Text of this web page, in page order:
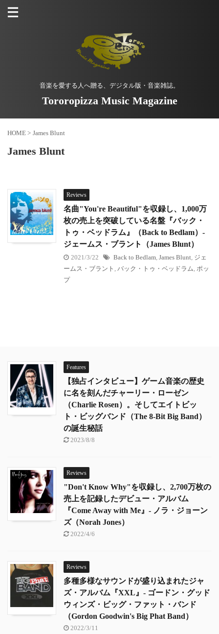
音楽を愛する人へ贈る、デジタル版・音楽雑誌。
Tororopizza Music Magazine
HOME > James Blunt
James Blunt
Reviews
名曲"You're Beautiful"を収録し、1,000万
枚の売上を突破している名盤『バック・
トゥ・ベッドラム』（Back to Bedlam）-
ジェームス・ブラント（James Blunt）
2021/3/22 Back to Bedlam James Blunt ジェ
ームス・ブラント
バック・トゥ・ベッドラム ポッ
プ
Features
【独占インタビュー】ゲーム音楽の歴史
に名を刻んだチャーリー・ローゼン
（Charlie Rosen）。そしてエイトビッ
ト・ビッグバンド（The 8-Bit Big Band）
の誕生秘話
2023/8/8
Reviews
"Don't Know Why"を収録し、2,700万枚の
売上を記録したデビュー・アルバム
『Come Away with Me』- ノラ・ジョーン
ズ（Norah Jones）
2022/4/6
Reviews
多種多様なサウンドが盛り込まれたジャ
ズ・アルバム『XXL』- ゴードン・グッド
ウィンズ・ビッグ・ファット・バンド
（Gordon Goodwin's Big Phat Band）
2022/3/11